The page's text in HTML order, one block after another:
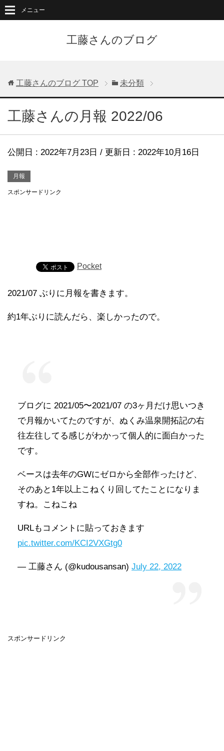
工藤さんのブログ
メニュー
工藤さんのブログ TOP 未分類
工藤さんの月報 2022/06
公開日 : 2022年7月23日 / 更新日 : 2022年10月16日
月報
スポンサードリンク
Pocket
2021/07 ぶりに月報を書きます。
約1年ぶりに読んだら、楽しかったので。
ブログに 2021/05〜2021/07 の3ヶ月だけ思いつき
で月報かいてたのですが、ぬくみ温泉開拓記の右
往左往してる感じがわかって個人的に面白かった
です。
ベースは去年のGWにゼロから全部作ったけど、
そのあと1年以上こねくり回してたことになりま
すね。こねこね
URLもコメントに貼っておきます
pic.twitter.com/KCI2VXGtg0
— 工藤さん (@kudousansan) July 22, 2022
スポンサードリンク